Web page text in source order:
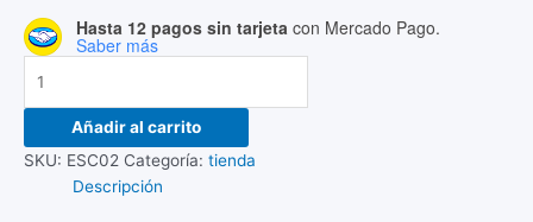
Hasta 12 pagos sin tarjeta con Mercado Pago.
Saber más
Añadir al carrito
SKU: ESC02 Categoría: tienda
Descripción